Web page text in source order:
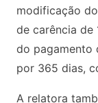
modificação
de carência de
do pagamento
por 365 dias,
A relatora